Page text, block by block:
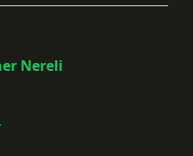
Nereli